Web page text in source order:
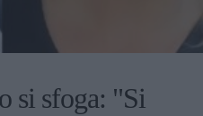
si sfoga: "Si